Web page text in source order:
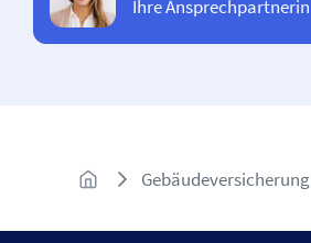
Ihre Ansprechpartnerin
Gebäude­versicherung